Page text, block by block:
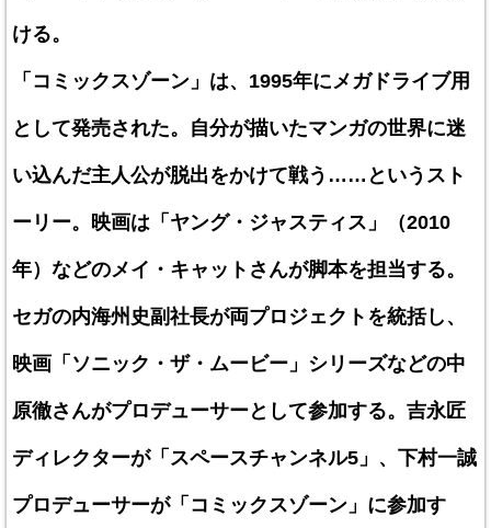
ける。
「コミックスゾーン」は、1995年にメガドライブ用
として発売された。自分が描いたマンガの世界に迷
い込んだ主人公が脱出をかけて戦う……というスト
ーリー。映画は「ヤング・ジャスティス」（2010
年）などのメイ・キャットさんが脚本を担当する。
セガの内海州史副社長が両プロジェクトを統括し、
映画「ソニック・ザ・ムービー」シリーズなどの中
原徹さんがプロデューサーとして参加する。吉永匠
ディレクターが「スペースチャンネル5」、下村一誠
プロデューサーが「コミックスゾーン」に参加す